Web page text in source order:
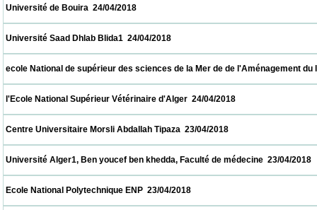
Université de Bouira  24/04/2018
Université Saad Dhlab Blida1  24/04/2018
ecole National de supérieur des sciences de la Mer de de
l'Ecole National Supérieur Vétérinaire d'Alger  24/04/2018
Centre Universitaire Morsli Abdallah Tipaza  23/04/2018
Université Alger1, Ben youcef ben khedda, Faculté de médecine
Ecole National Polytechnique ENP  23/04/2018